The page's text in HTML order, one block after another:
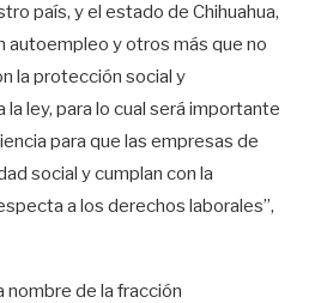
país, y el estado de Chihuahua,
autoempleo y otros más que no
la protección social y
ley, para lo cual será importante
para que las empresas de
social y cumplan con la
a los derechos laborales”,
nombre de la fracción